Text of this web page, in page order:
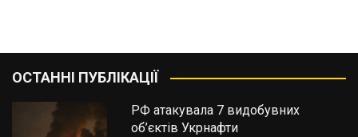
ОСТАННІ ПУБЛІКАЦІЇ
РФ атакувала 7 видобувних
об’єктів Укрнафти